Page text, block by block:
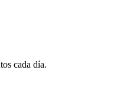
cada día.